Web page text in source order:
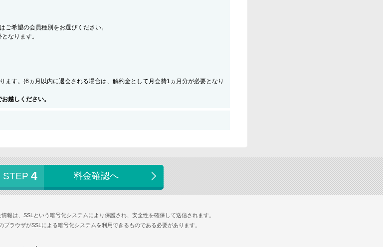
希望の会員種別をお選びください。
なります。
す。(6ヵ月以内に退会される場合は、解約金として月会費1ヵ月分が必要となり
越しください。
STEP 4 料金確認へ
報は、SSLという暗号化システムにより保護され、安全性を確保して送信されます。
ブラウザがSSLによる暗号化システムを利用できるものである必要があります。